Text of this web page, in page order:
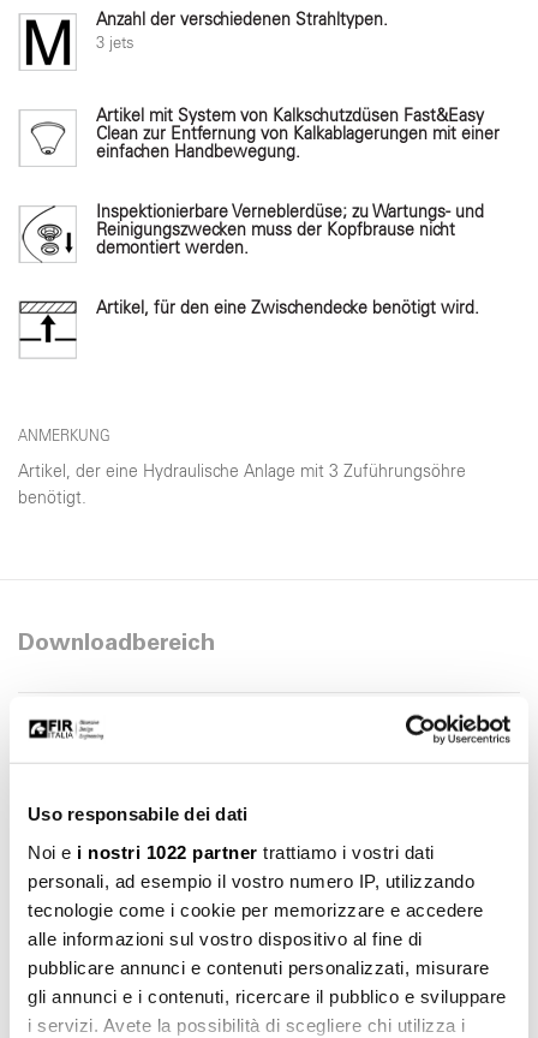
Uso responsabile dei dati
Noi e i nostri 1022 partner trattiamo i vostri dati
personali, ad esempio il vostro numero IP, utilizzando
tecnologie come i cookie per memorizzare e accedere
alle informazioni sul vostro dispositivo al fine di
pubblicare annunci e contenuti personalizzati, misurare
gli annunci e i contenuti, ricercare il pubblico e sviluppare
i servizi. Avete la possibilità di scegliere chi utilizza i
Anzahl der verschiedenen Strahltypen.
3 jets
Artikel mit System von Kalkschutzdüsen Fast&Easy
Clean zur Entfernung von Kalkablagerungen mit einer
einfachen Handbewegung.
Inspektionierbare Verneblerdüse; zu Wartungs- und
Reinigungszwecken muss der Kopfbrause nicht
demontiert werden.
Artikel, für den eine Zwischendecke benötigt wird.
ANMERKUNG
Artikel, der eine Hydraulische Anlage mit 3 Zuführungsöhre
benötigt.
Downloadbereich
Montageanleitung
pdf 11.97 MB
Download
dwg 492.34 KB
Datei 3d 3ds
3ds 332.06 KB
Download
Datei 3d stl
Download